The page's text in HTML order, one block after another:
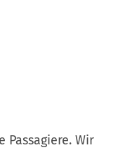
Passagiere. Wir